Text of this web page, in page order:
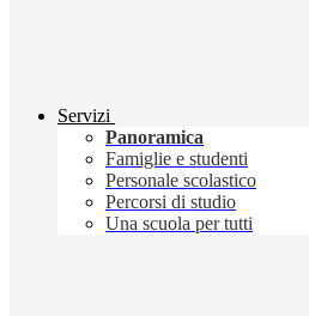
Servizi
Panoramica
Famiglie e studenti
Personale scolastico
Percorsi di studio
Una scuola per tutti